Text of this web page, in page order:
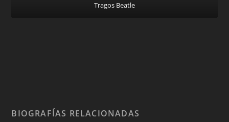
Tragos Beatle
BIOGRAFÍAS RELACIONADAS